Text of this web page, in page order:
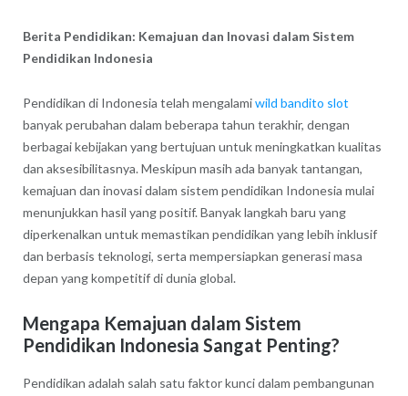
Berita Pendidikan: Kemajuan dan Inovasi dalam Sistem
Pendidikan Indonesia
Pendidikan di Indonesia telah mengalamiwild bandito slot
banyak perubahan dalam beberapa tahun terakhir, dengan
berbagai kebijakan yang bertujuan untuk meningkatkan kualitas
dan aksesibilitasnya. Meskipun masih ada banyak tantangan,
kemajuan dan inovasi dalam sistem pendidikan Indonesia mulai
menunjukkan hasil yang positif. Banyak langkah baru yang
diperkenalkan untuk memastikan pendidikan yang lebih inklusif
dan berbasis teknologi, serta mempersiapkan generasi masa
depan yang kompetitif di dunia global.
Mengapa Kemajuan dalam Sistem
Pendidikan Indonesia Sangat Penting?
Pendidikan adalah salah satu faktor kunci dalam pembangunan